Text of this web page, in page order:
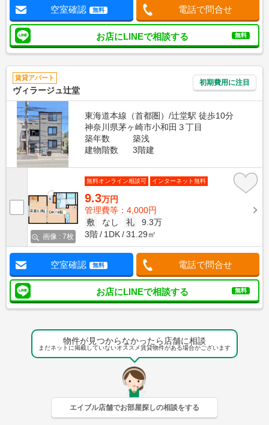
空室確認 無料 電話で問合せ
お店にLINEで相談する 無料
賃貸アパート
ヴィラージュ辻堂
初期費用に注目
東海道本線（首都圏）/辻堂駅 徒歩10分
神奈川県茅ヶ崎市小和田３丁目
築年数
築浅
建物階数
3階建
画像 : 7枚
無料オンライン相談可 インターネット無料
9.3万円
管理費等：4,000円
敷
なし 礼
9.3万
3階
1DK 31.29㎡
空室確認 無料 電話で問合せ
お店にLINEで相談する 無料
物件が見つからなかったら店舗に相談
まだネットに掲載していないオススメ賃貸物件がある場合がございます
エイブル店舗でお部屋探しの相談をする